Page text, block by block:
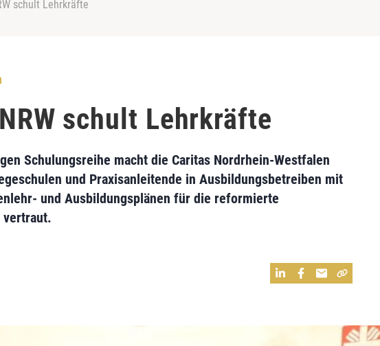
schult Lehrkräfte
schult Lehrkräfte
Schulungsreihe macht die Caritas Nordrhein-Westfalen
und Praxisanleitende in Ausbildungsbetreiben mit
und Ausbildungsplänen für die reformierte
vertraut.